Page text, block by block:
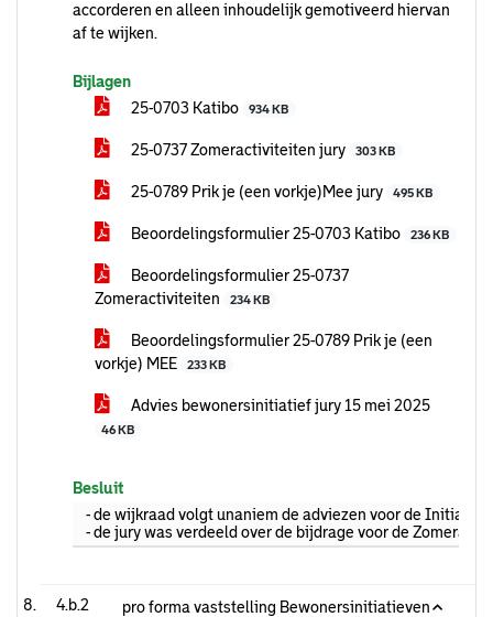
accorderen en alleen inhoudelijk gemotiveerd hiervan
af te wijken.
Bijlagen
25-0703 Katibo
934 KB
25-0737 Zomeractiviteiten jury 303 KB
25-0789 Prik je (een vorkje)Mee jury 495 KB
Beoordelingsformulier 25-0703 Katibo 236 KB
Beoordelingsformulier 25-0737
Zomeractiviteiten
234 KB
Beoordelingsformulier 25-0789 Prik je (een
vorkje) MEE
233 KB
Advies bewonersinitiatief jury 15 mei 2025
46 KB
Besluit
- de wijkraad volgt unaniem de adviezen voor de
- de jury was verdeeld over de bijdrage voor de
4.b.2 pro forma vaststelling Bewonersinitiatieven